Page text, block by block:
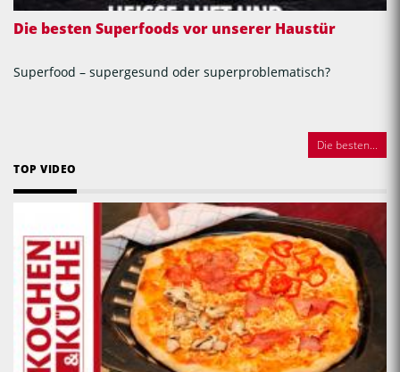
Die besten Superfoods vor unserer Haustür
Superfood – supergesund oder superproblematisch?
Die besten...
TOP VIDEO